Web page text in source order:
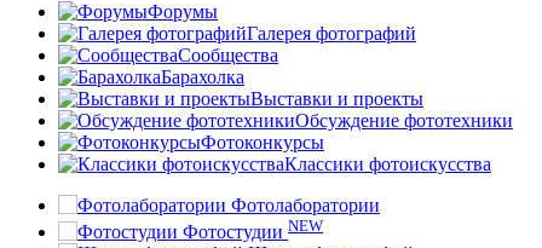
Форумы
Галерея фотографий
Сообщества
Барахолка
Выставки и проекты
Обсуждение фототехники
Фотоконкурсы
Классики фотоискусства
Фотолаборатории
Фотостудии NEW